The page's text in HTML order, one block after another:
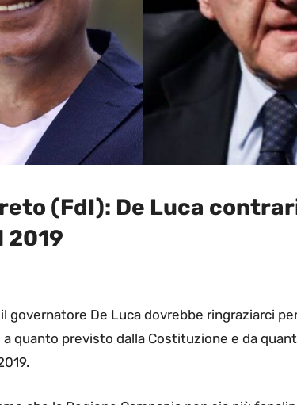
(FdI): De Luca
2019
governatore De Luca dovrebbe ringraziarci
quanto previsto dalla Costituzione e da